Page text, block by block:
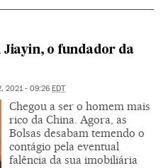
Jiayin, o fundador da
2021 - 09:26 EDT
Chegou a ser o homem mais
rico da China. Agora, as
Bolsas desabam temendo o
contágio pela eventual
falência da sua imobiliária